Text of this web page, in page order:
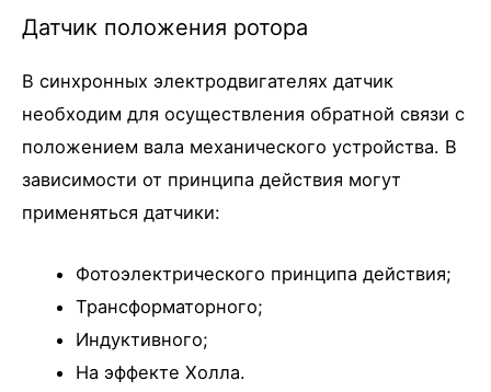
Датчик положения ротора
В синхронных электродвигателях датчик
необходим для осуществления обратной связи с
положением вала механического устройства. В
зависимости от принципа действия могут
применяться датчики:
Фотоэлектрического принципа действия;
Трансформаторного;
Индуктивного;
На эффекте Холла.